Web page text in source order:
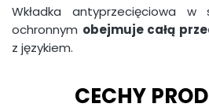
Wkładka antyprzecięciowa w
ochronnym obejmuje całą
z językiem.
CECHY